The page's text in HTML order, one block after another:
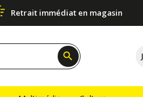
Retrait immédiat en magasin
search